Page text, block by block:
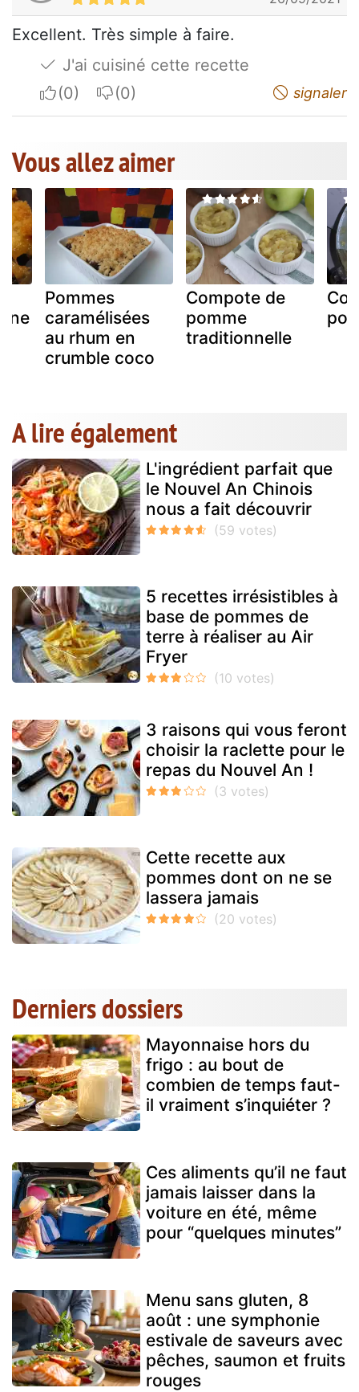
Excellent. Très simple à faire.
J'ai cuisiné cette recette
I apreciateI do not appreciate signaler
Vous allez aimer
Pommes
caramélisées
au rhum en
crumble coco
Compote de
pomme
traditionnelle
A lire également
L'ingrédient parfait que
le Nouvel An Chinois
nous a fait découvrir
5 recettes irrésistibles à
base de pommes de
terre à réaliser au Air
Fryer
3 raisons qui vous feront
choisir la raclette pour le
repas du Nouvel An !
Cette recette aux
pommes dont on ne se
lassera jamais
Derniers dossiers
Mayonnaise hors du
frigo : au bout de
combien de temps faut-
il vraiment s’inquiéter ?
Ces aliments qu’il ne faut
jamais laisser dans la
voiture en été, même
pour “quelques minutes”
Menu sans gluten, 8
août : une symphonie
estivale de saveurs avec
pêches, saumon et fruits
rouges